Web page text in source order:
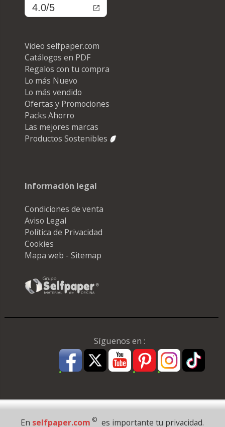
4.0/5
Video selfpaper.com
Catálogos en PDF
Regalos con tu compra
Lo más Nuevo
Lo más vendido
Ofertas y Promociones
Packs Ahorro
Las mejores marcas
Productos Sostenibles
Información legal
Condiciones de venta
Aviso Legal
Política de Privacidad
Cookies
Mapa web - Sitemap
Síguenos en :
Pago Seguro
En selfpaper.com © es importante tu privacidad.